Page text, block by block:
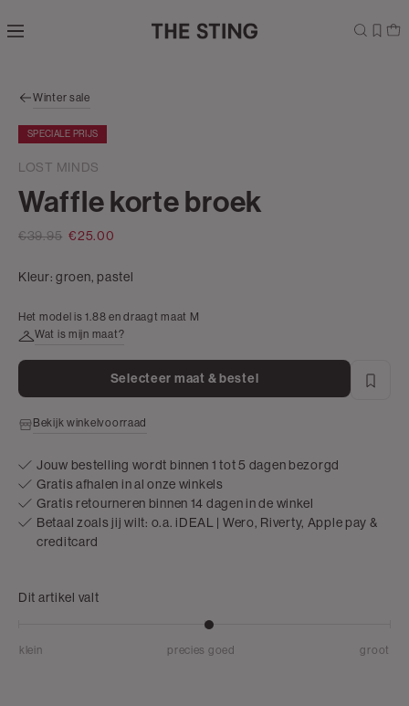
direct naar
zoekbalk
Navigeer
direct
naar de
Winter sale
SPECIALE PRIJS
LOST MINDS
Waffle korte broek
€39.95 €25.00
Kleur:groen, pastel
Het model is 1.88 en draagt maat M
Wat is mijn maat?
Selecteer maat & bestel
Bekijk winkelvoorraad
Jouw bestelling wordt binnen 1 tot 5 dagen bezorgd
Gratis afhalen in al onze winkels
Gratis retourneren binnen 14 dagen in de winkel
Betaal zoals jij wilt: o.a. iDEAL | Wero, Riverty, Apple pay &
creditcard
Dit artikel valt
klein precies goed groot